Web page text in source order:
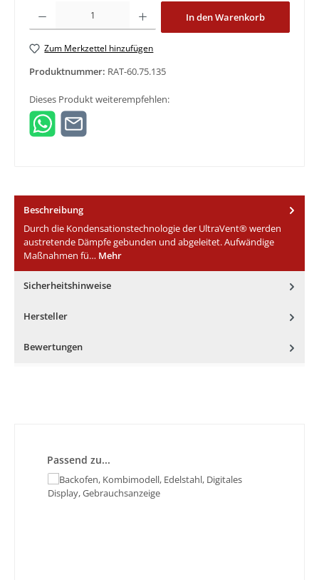
Produkt Anzahl: Gib den gewünschten Wert ein oder benutze die
In den Warenkorb
Zum Merkzettel hinzufügen
Produktnummer: RAT-60.75.135
Dieses Produkt weiterempfehlen:
Beschreibung
Durch die Kondensationstechnologie der UltraVent® werden
austretende Dämpfe gebunden und abgeleitet. Aufwändige
Maßnahmen fü… Mehr
Sicherheitshinweise
Hersteller
Bewertungen
Produktgalerie überspringen
Passend zu...